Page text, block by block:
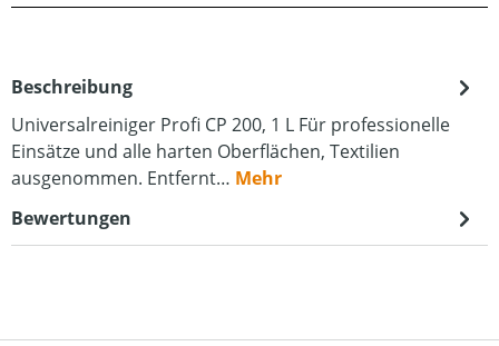
Beschreibung
Universalreiniger Profi CP 200, 1 L Für professionelle
Einsätze und alle harten Oberflächen, Textilien
ausgenommen. Entfernt… Mehr
Bewertungen